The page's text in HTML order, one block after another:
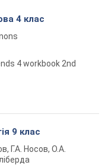
4 клас
4 workbook 2nd
9 клас
Г.А. Носов, О.А.